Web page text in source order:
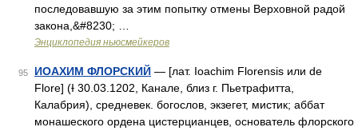
последовавшую за этим попытку отмены Верховной радой
закона,&#8230; …
Энциклопедия ньюсмейкеров
95 ИОАХИМ ФЛОРСКИЙ — [лат. Ioachim Florensis или de
Flore] (Ɨ 30.03.1202, Канале, близ г. Пьетрафитта,
Калабрия), средневек. богослов, экзегет, мистик; аббат
монашеского ордена цистерцианцев, основатель флорского